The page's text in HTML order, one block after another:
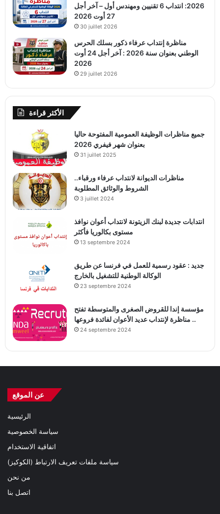
2026: انتداب 6 تقنيين ومهندس أول – آخر أجل
27 أوت 2026
30 juillet 2026
مناظرة إنتداب عرفاء ذكور بسلك الحرس
الوطني بعنوان سنة 2026 : آخر أجل 24 أوت
2026
29 juillet 2026
الأكثر قراءة
جميع مناظرات الوظيفة العمومية المفتوحة حاليا
بعنوان شهر فيفري 2026
31 juillet 2025
مناظرات الديوانة لانتداب عرفاء ورقباء..
الشروط والوثائق المطلوبة
3 juillet 2024
انتدابات جديدة لبنك الزيتونة لانتداب أعوان نوافذ
مستوى بكالوريا فأكثر
13 septembre 2024
جديد : عقود رسمية للعمل في فرنسا عن طريق
الوكالة الوطنية للتشغيل بالخارج
23 septembre 2024
مؤسسة إندا للقروض الصغرى والمتوسطة تفتح
مناظرة لإنتداب عديد الأعوان لفائدة فروعها ..
24 septembre 2024
عن الموقع
الرئيسية
سياسة الخصوصية
اتفاقية الاستخدام
سياسة ملفات تعريف الارتباط (الكوكيز)
من نحن
اتصل بنا